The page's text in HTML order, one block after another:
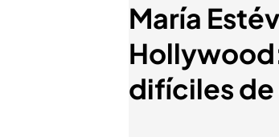
María
difíciles